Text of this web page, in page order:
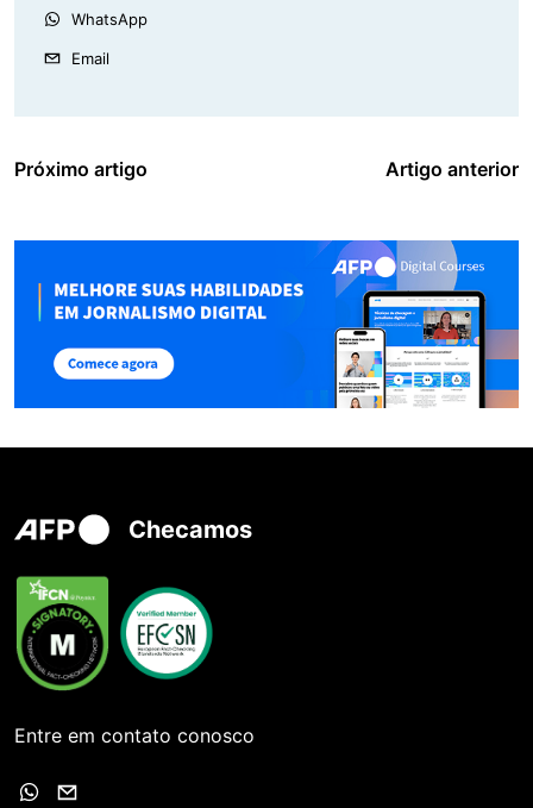
WhatsApp
Email
Próximo artigo Artigo anterior
Checamos
Entre em contato conosco